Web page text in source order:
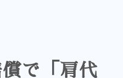
ついて
で「肩代